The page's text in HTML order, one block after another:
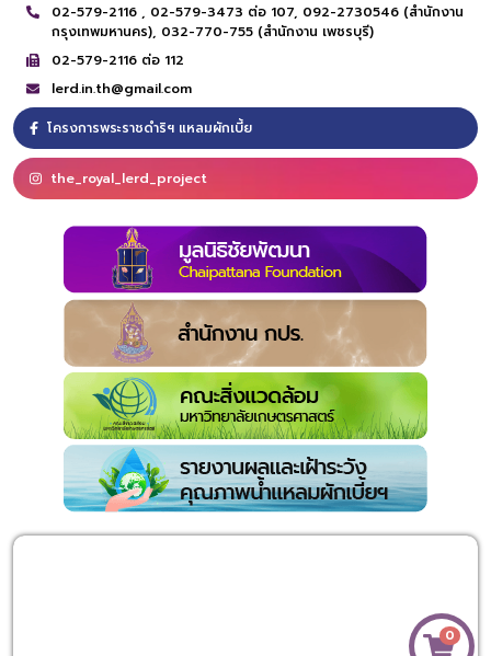
0
02-579-2116 , 02-579-3473 ต่อ 107, 092-2730546 (สำนักงาน
กรุงเทพมหานคร), 032-770-755 (สำนักงาน เพชรบุรี)
02-579-2116 ต่อ 112
lerd.in.th@gmail.com
โครงการพระราชดำริฯ แหลมผักเบี้ย
the_royal_lerd_project